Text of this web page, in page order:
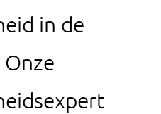
in de
Onze